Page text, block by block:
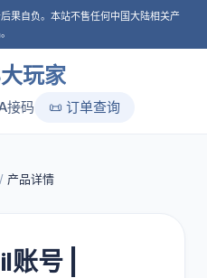
果自负。本站不售任何中国大陆相关产
玩家
接码 📜 订单查询
/ 产品详情
号 |